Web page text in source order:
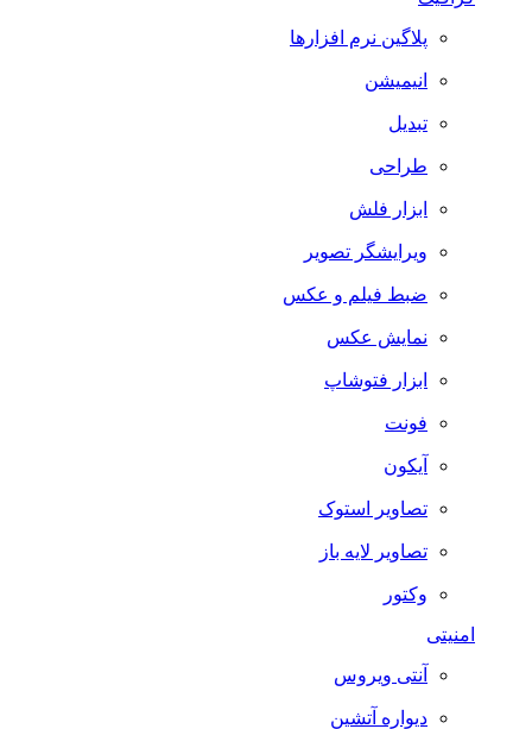
پلاگین نرم افزارها
انیمیشن
تبدیل
طراحی
ابزار فلش
ویرایشگر تصویر
ضبط فيلم و عكس
نمایش عکس
ابزار فتوشاپ
فونت
آیکون
تصاویر استوک
تصاویر لایه باز
وکتور
امنیتی
آنتی ویروس
دیواره آتشین